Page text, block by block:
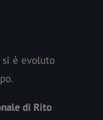
si è evoluto
di Rito